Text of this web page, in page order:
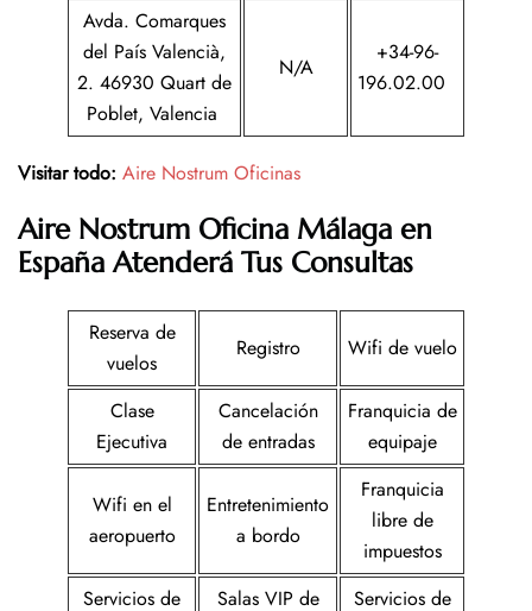
Avda. Comarques
del País Valencià,
2. 46930 Quart de
Poblet, Valencia
N/A
+34-96-
196.02.00
Visitar todo: Aire Nostrum Oficinas
Aire Nostrum Oficina Málaga en
EspañaAtenderá Tus Consultas
Reserva de
vuelos
Registro Wifi de vuelo
Clase
Ejecutiva
Cancelación
de entradas
Franquicia de
equipaje
Wifi en el
aeropuerto
Entretenimiento
a bordo
Franquicia
libre de
impuestos
Servicios de
Salas VIP de Servicios de